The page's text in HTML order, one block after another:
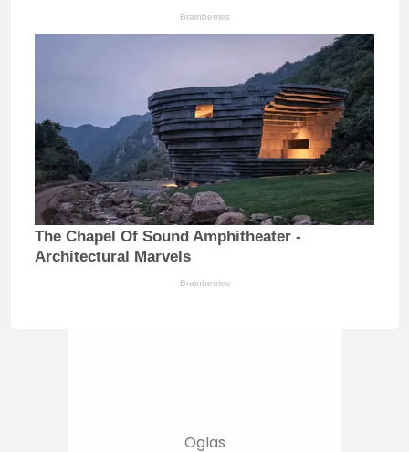
Brainberries
The Chapel Of Sound Amphitheater -
Architectural Marvels
Brainberries